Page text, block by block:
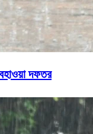
দফতর